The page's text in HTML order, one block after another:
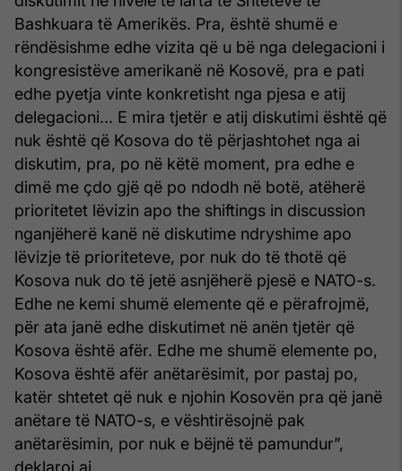
Bashkuara të Amerikës. Pra, është shumë e
rëndësishme edhe vizita që u bë nga delegacioni i
kongresistëve amerikanë në Kosovë, pra e pati
edhe pyetja vinte konkretisht nga pjesa e atij
delegacioni... E mira tjetër e atij diskutimi është që
nuk është që Kosova do të përjashtohet nga ai
diskutim, pra, po në këtë moment, pra edhe e
dimë me çdo gjë që po ndodh në botë, atëherë
prioritetet lëvizin apo the shiftings in discussion
nganjëherë kanë në diskutime ndryshime apo
lëvizje të prioriteteve, por nuk do të thotë që
Kosova nuk do të jetë asnjëherë pjesë e NATO-s.
Edhe ne kemi shumë elemente që e përafrojmë,
për ata janë edhe diskutimet në anën tjetër që
Kosova është afër. Edhe me shumë elemente po,
Kosova është afër anëtarësimit, por pastaj po,
katër shtetet që nuk e njohin Kosovën pra që janë
anëtare të NATO-s, e vështirësojnë pak
anëtarësimin, por nuk e bëjnë të pamundur”,
deklaroi ai.